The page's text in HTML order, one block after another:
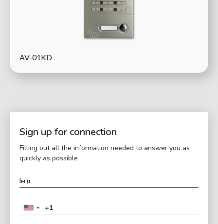
AV-01KD
Sign up for connection
Filling out all the information needed to answer you as
quickly as possible